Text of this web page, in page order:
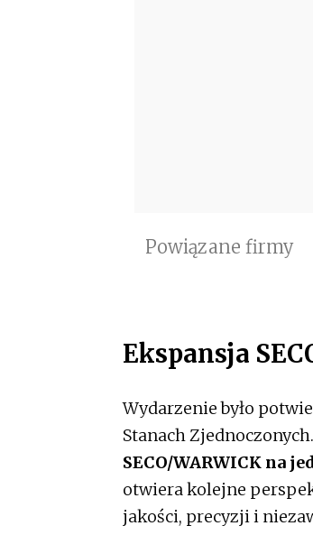
Powiązane firmy
Ekspansja
Wydarzenie było
Stanach Zjednoczonych.
SECO/WARWICK na
otwiera kolejne
jakości, precyzji i